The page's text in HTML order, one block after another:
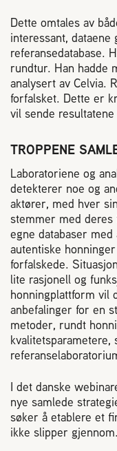
Dette omtales av
interessant,
referansedatabase.
rundtur. Han hadde
analysert av Celvia.
forfalsket. Dette er
vil sende
TROPPENE
Laboratoriene og
detekterer noe og
aktører, med hver
stemmer med
egne databaser
autentiske
forfalskede.
lite rasjonell og
honningplattform vil
anbefalinger for en
metoder, rundt
I det danske
nye samlede
søker å etablere et
ikke slipper gjennom.